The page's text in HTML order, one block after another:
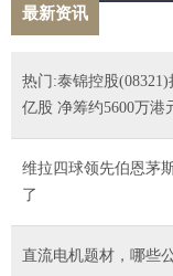
最新资讯
热门:泰锦控股
亿股 净筹约5600万港
维拉四球领先伯恩茅
了
直流电机题材，哪些